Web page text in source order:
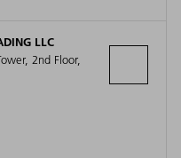
LLC
2nd Floor,